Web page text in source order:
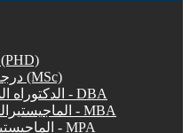
درجة دكتوراة الفلسفة (PHD)
درجة الماجيستير الأكاديمي (MSc)
الدكتوراه المهنية في إدارة الأعمال - DBA
الماجيستيرالمهني في إدارة الأعمال - MBA
الماجيستير المهني في المحاسبة - MPA